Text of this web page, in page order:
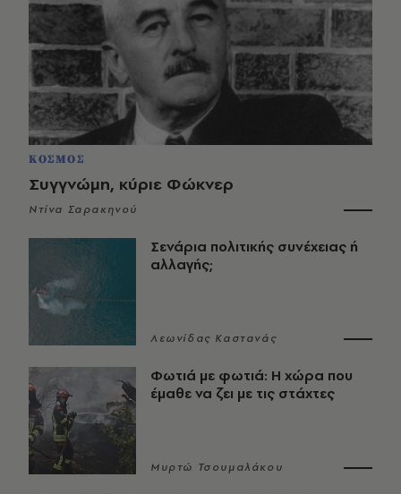
ΚΟΣΜΟΣ
Συγγνώμη, κύριε Φώκνερ
Ντίνα Σαρακηνού
Σενάρια πολιτικής συνέχειας ή
αλλαγής;
Λεωνίδας Καστανάς
Φωτιά με φωτιά: Η χώρα που
έμαθε να ζει με τις στάχτες
Μυρτώ Τσουμαλάκου